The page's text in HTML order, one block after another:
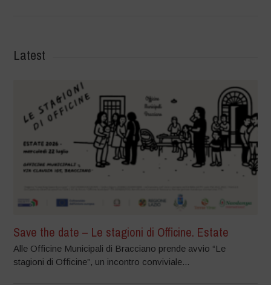
Latest
Save the date – Le stagioni di Officine. Estate
Alle Officine Municipali di Bracciano prende avvio “Le
stagioni di Officine”, un incontro conviviale...